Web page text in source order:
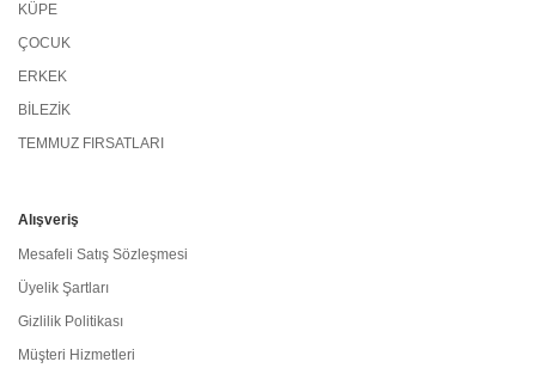
KÜPE
ÇOCUK
ERKEK
BİLEZİK
TEMMUZ FIRSATLARI
Alışveriş
Mesafeli Satış Sözleşmesi
Üyelik Şartları
Gizlilik Politikası
Müşteri Hizmetleri